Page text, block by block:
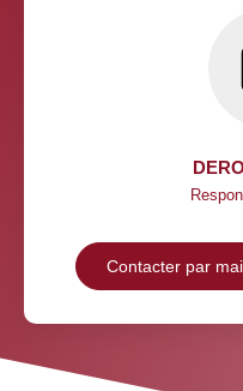
Contacter par